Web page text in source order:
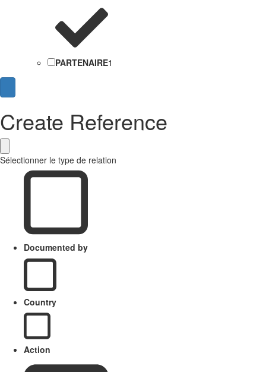
PARTENAIRE1
Create Reference
Sélectionner le type de relation
Documented by
Country
Action